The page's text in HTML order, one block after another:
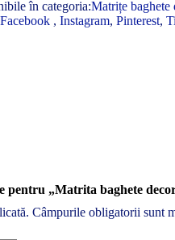
în categoria:Matrițe baghete
Facebook , Instagram, Pinterest,
pentru „Matrita baghete
Câmpurile obligatorii sunt